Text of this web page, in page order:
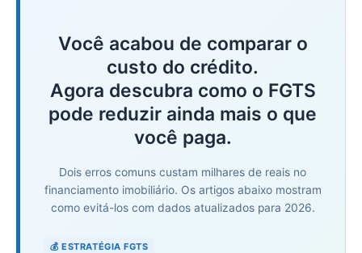
Você acabou de comparar o
custo do crédito.
Agora descubra como o FGTS
pode reduzir ainda mais o que
você paga.
Dois erros comuns custam milhares de reais no
financiamento imobiliário. Os artigos abaixo mostram
como evitá-los com dados atualizados para 2026.
💰 ESTRATÉGIA FGTS